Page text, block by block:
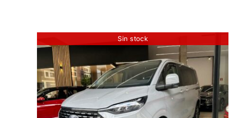
Sin stock
FORD Tourneo Custom
2.5 Duratec PHEV 171
L1 Titanium X eCVT